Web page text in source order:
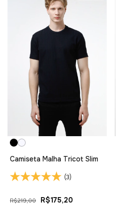
Camiseta Malha Tricot Slim
(3)
R$219,00 R$175,20